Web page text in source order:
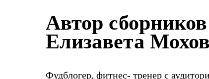
Автор сборников
Елизавета
Фудблогер, фитнес- тренер с